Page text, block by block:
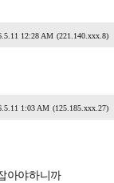
12:28 AM (221.140.xxx.8)
1:03 AM (125.185.xxx.27)
아야하니까